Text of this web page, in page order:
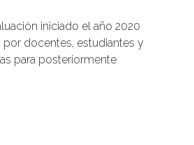
iniciado el año 2020
docentes, estudiantes y
para posteriormente